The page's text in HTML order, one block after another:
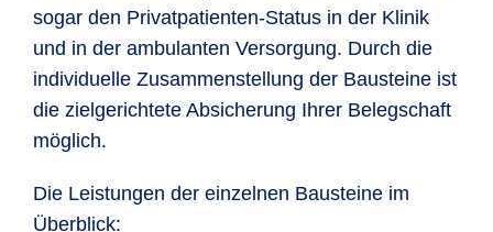
Gesund­heits­
leistungen
Rechnungs­
betrag¹
R+V
Zahnreinigung
sogar den Privatpatienten-Status in der Klinik
und in der ambulanten Versorgung. Durch die
individuelle Zusammenstellung der Bausteine ist
die zielgerichtete Absicherung Ihrer Belegschaft
möglich.
Die Leistungen der einzelnen Bausteine im
Überblick: